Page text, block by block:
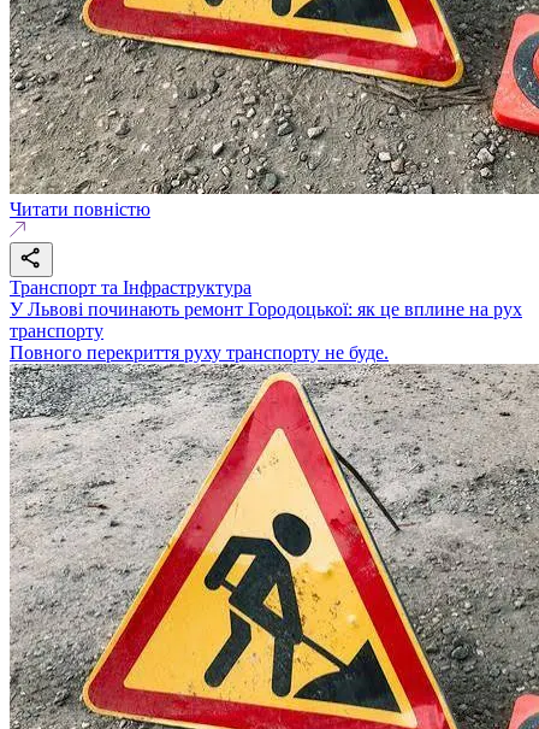
Читати повністю
Транспорт та Інфраструктура
У Львові починають ремонт Городоцької: як це вплине на рух
транспорту
Повного перекриття руху транспорту не буде.